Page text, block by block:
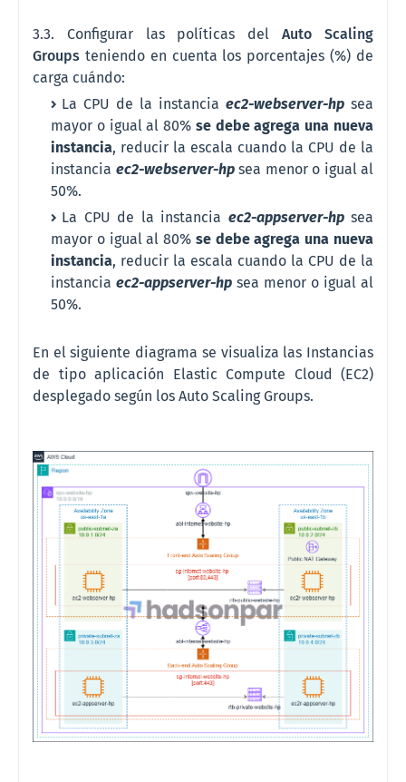
3.3. Configurar las políticas delAuto Scaling
Groups teniendo en cuenta los porcentajes (%) de
carga cuándo:
La CPU de la instancia ec2-webserver-hp sea
mayor o igual al 80% se debe agrega una nueva
instancia, reducir la escala cuando la CPU de la
instancia ec2-webserver-hp sea menor o igual al
50%.
La CPU de la instancia ec2-appserver-hpsea
mayor o igual al 80% se debe agrega una nueva
instancia, reducir la escala cuando la CPU de la
instancia ec2-appserver-hp sea menor o igual al
50%.
En el siguiente diagrama se visualiza las Instancias
de tipo aplicación Elastic Compute Cloud (EC2)
desplegado según los Auto Scaling Groups.